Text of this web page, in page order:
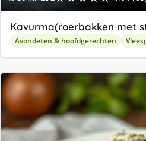
Kavurma(roerbakken met
Avondeten & hoofdgerechten